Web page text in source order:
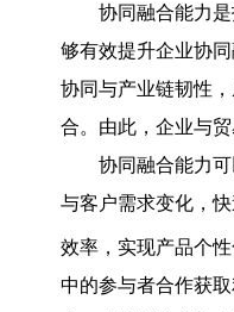
协同融合能力
够有效提升企业协
协同与产业链韧性
合。由此，企业与
协同融合能力
与客户需求变化，
效率，实现产品个性
中的参与者合作获